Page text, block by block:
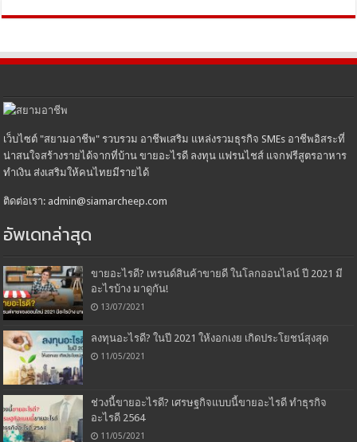
เว็บไซต์ "สยามอาชีพ" รวบรวม อาชีพเสริม แหล่งรวมธุรกิจ SMEs อาชีพอิสระที่
น่าสนใจสร้างรายได้จากที่บ้าน ขายอะไรดี ลงทุน แฟรนไชส์ แจกฟรีสูตรอาหาร
ทำเงิน ส่งเสริมให้คนไทยมีรายได้
ติดต่อเรา: admin@siamarcheep.com
อัพเดทล่าสุด
ขายอะไรดี? เทรนด์สินค้าขายดี ในโลกออนไลน์ ปี 2021 มี
อะไรบ้าง มาดูกัน!
13/07/2021
ลงทุนอะไรดี? ในปี 2021 ให้งอกเงย เกิดประโยชน์สุงสุด
11/05/2021
ช่วงนี้ขายอะไรดี? เศรษฐกิจแบบนี้ขายอะไรดี ทำธุรกิจ
อะไรดี 2564
11/05/2021